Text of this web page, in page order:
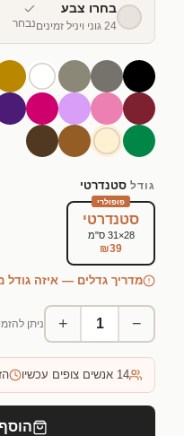
בחרו צבע
24 גוני ויניל זמינים נבחר
גודל סטנדרטי
פופולרי
סטנדרטי
28×31 ס"מ
₪39
מדריך גדלים — איזה גודל
−
+ ניתן
14 אנשים צופים עכשיו
הוסף